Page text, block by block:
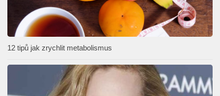
12 tipů jak zrychlit metabolismus